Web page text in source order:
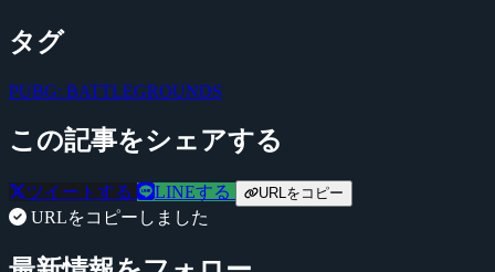
タグ
PUBG: BATTLEGROUNDS
この記事をシェアする
ツイートする LINEする URLをコピー
URLをコピーしました